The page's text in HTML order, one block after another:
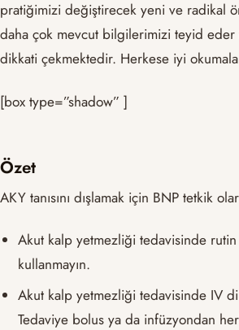
pratiğimizi değiştirecek yeni ve radikal
daha çok mevcut bilgilerimizi teyid
dikkati çekmektedir. Herkese iyi
[box type=”shadow” ]
Özet
AKY tanısını dışlamak için BNP tetkik
Akut kalp yetmezliği tedavisinde rutin
kullanmayın.
Akut kalp yetmezliği tedavisinde IV
Tedaviye bolus ya da infüzyondan